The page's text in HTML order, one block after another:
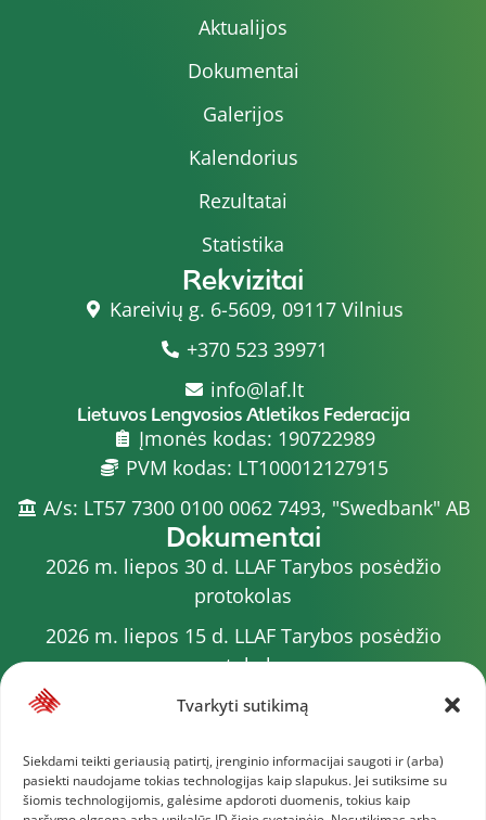
Tvarkyti sutikimą
Siekdami teikti geriausią patirtį, įrenginio informacijai saugoti ir (arba)
pasiekti naudojame tokias technologijas kaip slapukus. Jei sutiksime su
šiomis technologijomis, galėsime apdoroti duomenis, tokius kaip
Aktualijos
Dokumentai
Galerijos
Kalendorius
Rezultatai
Statistika
Rekvizitai
Kareivių g. 6-5609, 09117 Vilnius
+370 523 39971
info@laf.lt
Lietuvos Lengvosios Atletikos Federacija
Įmonės kodas: 190722989
PVM kodas: LT100012127915
A/s: LT57 7300 0100 0062 7493, "Swedbank" AB
Dokumentai
2026 m. liepos 30 d. LLAF Tarybos posėdžio
protokolas
2026 m. liepos 15 d. LLAF Tarybos posėdžio
protokolas
2026 m. liepos 20 d. LLAF VK posėdžio protokolas
2026 m. varžybų kalendorius